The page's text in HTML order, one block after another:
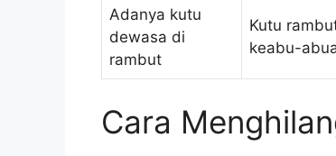
Adanya kutu
dewasa di
rambut
Kutu
keabu-
Cara